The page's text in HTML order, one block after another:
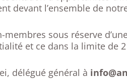
devant l’ensemble de
sous réserve
et ce dans la limite de
délégué général à